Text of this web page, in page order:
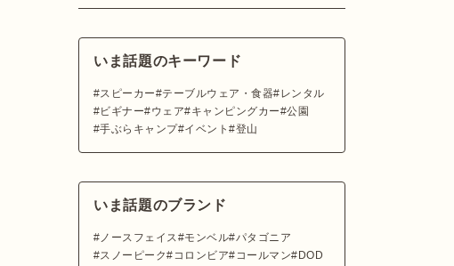
いま話題のキーワード
スピーカー テーブルウェア・食器
レンタル
ビギナー
ウェア キャンピングカー
公園
手ぶらキャンプ イベント 登山
いま話題のブランド
ノースフェイス モンベル パタゴニア
スノーピーク
コロンビア コールマン
DOD